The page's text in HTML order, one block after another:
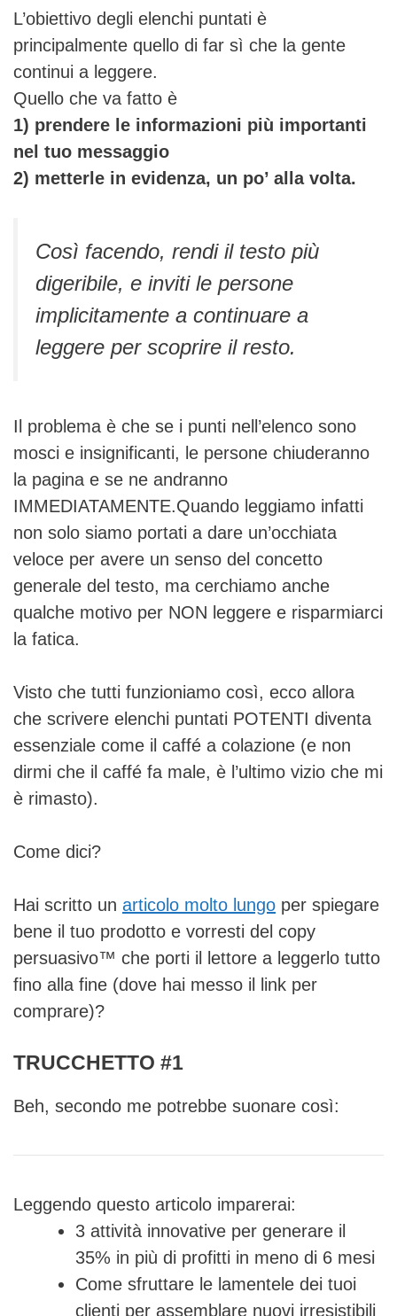
L’obiettivo degli elenchi puntati è
principalmente quello di far sì che la gente
continui a leggere.
Quello che va fatto è
1) prendere le informazioni più importanti
nel tuo messaggio
2) metterle in evidenza, un po’ alla volta.
Così facendo, rendi il testo più
digeribile, e inviti le persone
implicitamente a continuare a
leggere per scoprire il resto.
Il problema è che se i punti nell’elenco sono
mosci e insignificanti, le persone chiuderanno
la pagina e se ne andranno
IMMEDIATAMENTE.Quando leggiamo infatti
non solo siamo portati a dare un’occhiata
veloce per avere un senso del concetto
generale del testo, ma cerchiamo anche
qualche motivo per NON leggere e risparmiarci
la fatica.
Visto che tutti funzioniamo così, ecco allora
che scrivere elenchi puntati POTENTI diventa
essenziale come il caffé a colazione (e non
dirmi che il caffé fa male, è l’ultimo vizio che mi
è rimasto).
Come dici?
Hai scritto un articolo molto lungo per spiegare
bene il tuo prodotto e vorresti del copy
persuasivo™ che porti il lettore a leggerlo tutto
fino alla fine (dove hai messo il link per
comprare)?
TRUCCHETTO #1
Beh, secondo me potrebbe suonare così:
Leggendo questo articolo imparerai:
3 attività innovative per generare il
35% in più di profitti in meno di 6 mesi
Come sfruttare le lamentele dei tuoi
clienti per assemblare nuovi irresistibili